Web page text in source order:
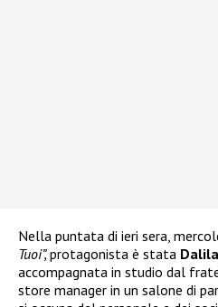
Nella puntata di ieri sera,
Tuoi”,protagonista è stata
accompagnata in studio dal
store manager in un salone di